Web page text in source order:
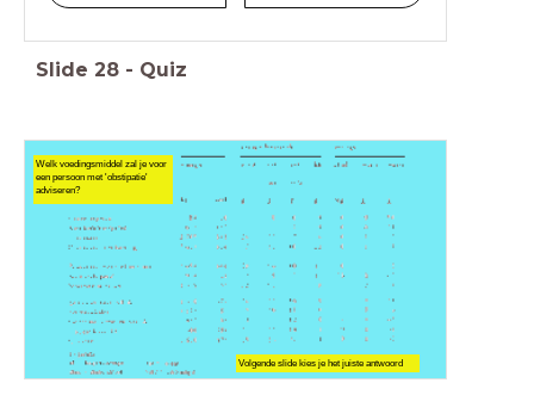
Slide 28 - Quiz
Welk voedingsmiddel zal je voor
een persoon met 'obstipatie'
adviseren?
Volgende slide kies je het juiste antwoord